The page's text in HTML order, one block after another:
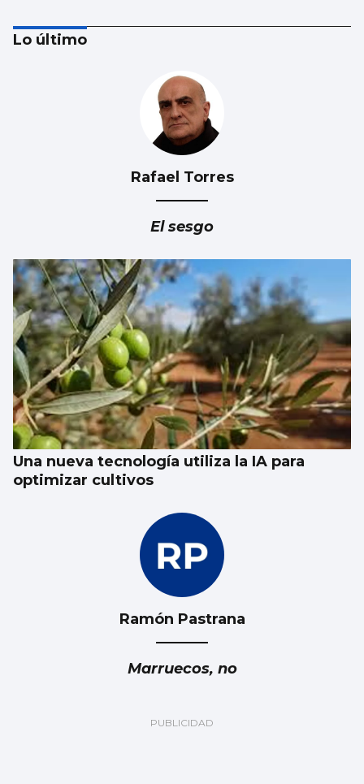
Lo último
Rafael Torres
El sesgo
Una nueva tecnología utiliza la IA para
optimizar cultivos
Ramón Pastrana
Marruecos, no